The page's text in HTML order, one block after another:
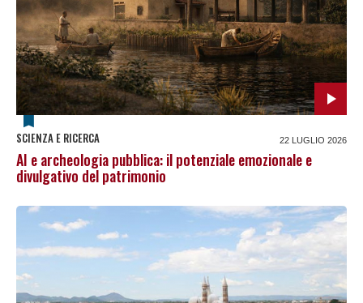
SCIENZA E RICERCA 22 LUGLIO 2026
AI e archeologia pubblica: il potenziale emozionale e
divulgativo del patrimonio